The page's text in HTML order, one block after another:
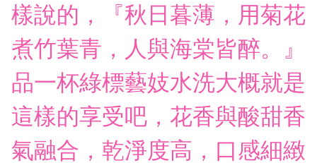
樣說的，『秋日暮薄，用菊花
煮竹葉青，人與海棠皆醉。』
品一杯綠標藝妓水洗大概就是
這樣的享受吧，花香與酸甜香
氣融合，乾淨度高，口感細緻